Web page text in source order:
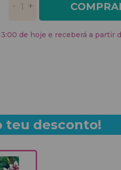
de hoje e receberá a partir
teu desconto!